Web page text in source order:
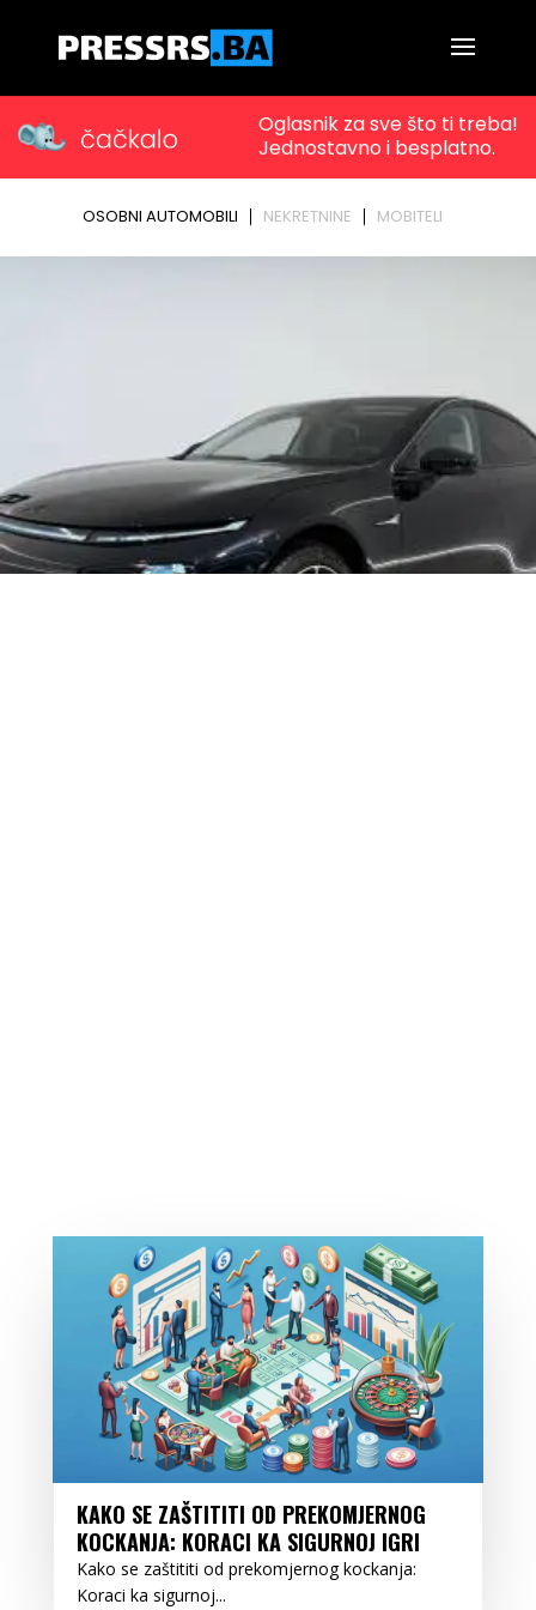
KAKO SE ZAŠTITITI OD PREKOMJERNOG
KOCKANJA: KORACI KA SIGURNOJ IGRI
Kako se zaštititi od prekomjernog kockanja:
Koraci ka sigurnoj...